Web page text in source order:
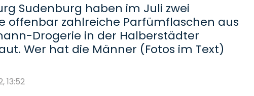
Sudenburg haben im Juli zwei
offenbar zahlreiche Parfümflaschen aus
Drogerie in der Halberstädter
Wer hat die Männer (Fotos im Text)
13:52